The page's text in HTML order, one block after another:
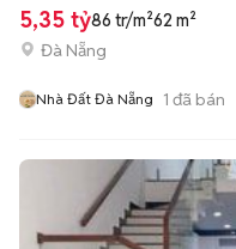
5,35 tỷ86 tr/m²62 m²
Đà Nẵng
Nhà Đất Đà Nẵng 1 đã bán